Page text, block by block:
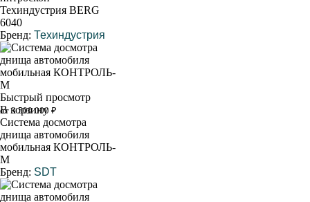
Техиндустрия BERG
6040
Бренд: Техиндустрия
Быстрый просмотр
В корзину
от 3 500 000 ₽
Система досмотра
днища автомобиля
мобильная КОНТРОЛЬ-
М
Бренд: SDT